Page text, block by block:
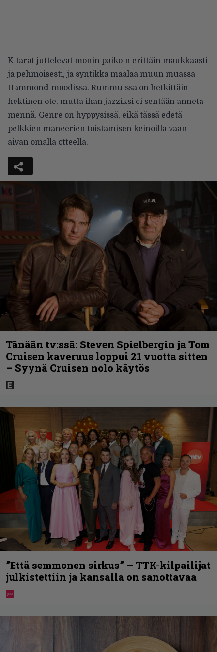
Kitarat juttelevat monin paikoin erittäin maukkaasti
ja pehmoisesti, ja syntikka maalaa muun muassa
Hammond-moodissa. Rummuissa on hetkittäin
hektinen ote, mutta ihan jazziksi ei sentään anneta
mennä. Genre on hyppysissä, eikä tässä edetä
pelkkien maneerien toistamisen keinoilla vaan
aivan omalla otteella.
Tänään tv:ssä: Steven Spielbergin ja Tom
Cruisen kaveruus loppui 21 vuotta sitten
– Syynä Cruisen nolo käytös
”Että semmonen sirkus” – TTK-kilpailijat
julkistettiin ja kansalla on sanottavaa